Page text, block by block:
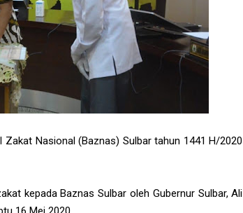
Nasional (Baznas) Sulbar tahun 1441 H/2020
kepada Baznas Sulbar oleh Gubernur Sulbar, Ali